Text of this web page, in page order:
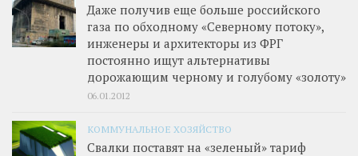
Даже получив еще больше российского
газа по обходному «Северному потоку»,
инженеры и архитекторы из ФРГ
постоянно ищут альтернативы
дорожающим черному и голубому «золоту»
06.01.2012
КОММУНАЛЬНОЕ ХОЗЯЙСТВО
Свалки поставят на «зеленый» тариф